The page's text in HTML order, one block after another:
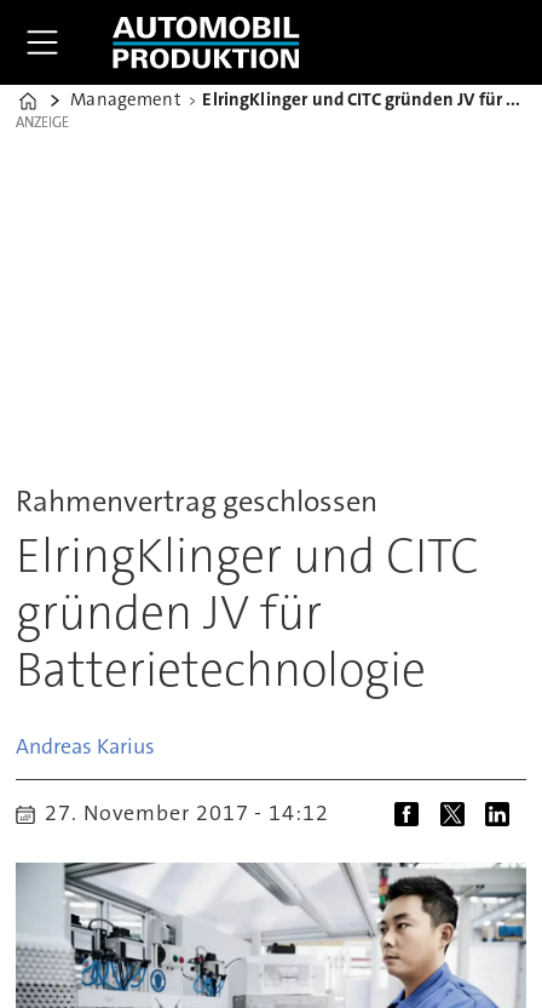
Home
Management ElringKlinger und CITC gründen JV für Batterietechnologie
ANZEIGE
ANZEIGE
Rahmenvertrag geschlossen
ElringKlinger und CITC
gründen JV für
Batterietechnologie
Andreas Karius
27. November 2017 - 14:12